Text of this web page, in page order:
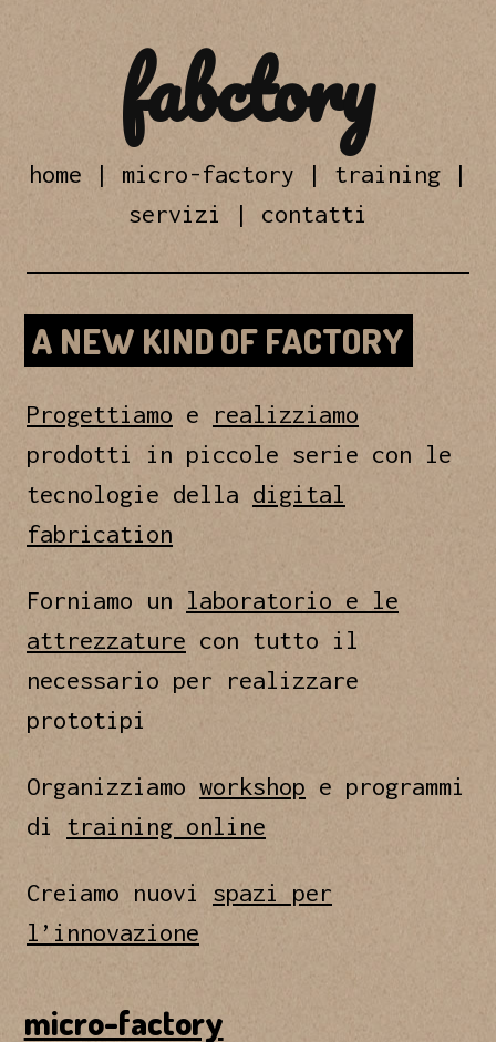
fabctory
home | micro-factory | training |
servizi
| contatti
A NEW KIND OF FACTORY
Progettiamo e
realizziamo
prodotti in piccole serie con le
tecnologie della digital
fabrication
Forniamo un laboratorio e le
attrezzature con tutto il
necessario per realizzare
prototipi
Organizziamo workshop e programmi
di training online
Creiamo nuovi spazi per
l’innovazione
micro-factory